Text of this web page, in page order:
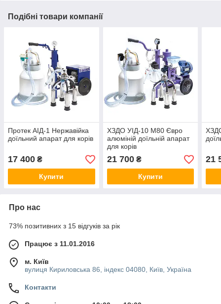
Подібні товари компанії
Протек АІД-1 Нержавійка
доїльний апарат для корів
17 400 ₴
Купити
ХЗДО УІД-10 М80 Євро
алюміній доїльній апарат
для корів
21 700₴
Купити
21
Про нас
73% позитивних з 15 відгуків за рік
Працює з 11.01.2016
м. Київ
вулиця Кириловська 86, індекс 04080, Київ, Україна
Контакти